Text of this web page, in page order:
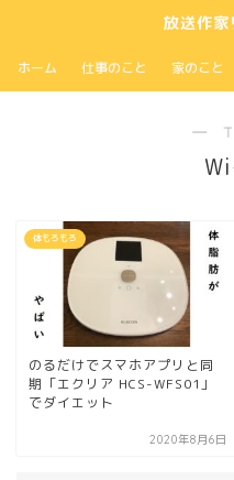
放送作家
ホーム 仕事のこと 家のこと
―
体もろもろ
のるだけでスマホアプリと同
期「エクリア HCS-WFS01」
でダイエット
2020年8月6日